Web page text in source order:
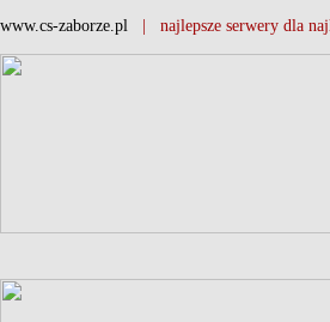
www.cs-zaborze.pl | najlepsze serwery dla